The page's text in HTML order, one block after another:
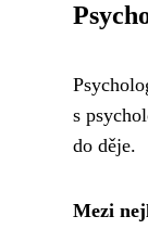
s
do děje.
Mezi